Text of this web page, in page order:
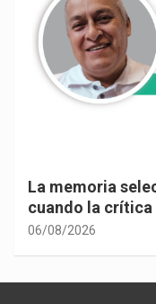
La memoria
cuando la
06/08/2026